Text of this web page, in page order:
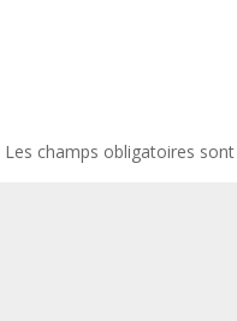
Les champs obligatoires